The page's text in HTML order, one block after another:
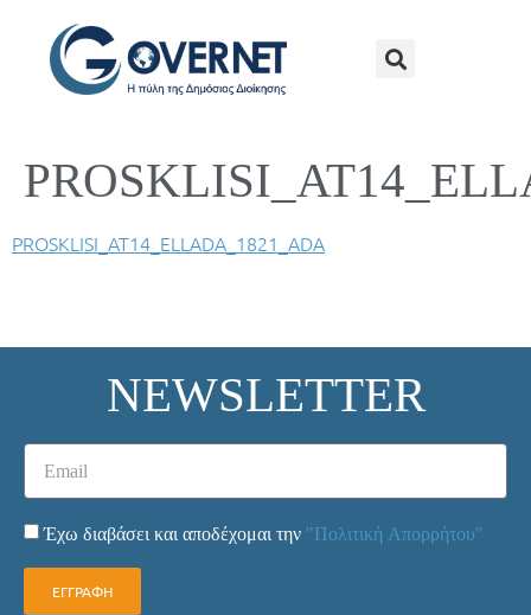
PROSKLISI_AT14_ELLADA_1821_ADA
NEWSLETTER
Έχω διαβάσει και αποδέχομαι την "Πολιτική Απορρήτου"
ΕΓΓΡΑΦΗ